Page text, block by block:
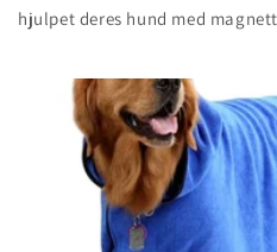
hjulpet deres hund med